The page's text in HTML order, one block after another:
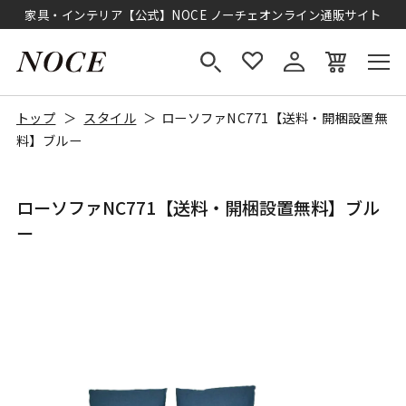
家具・インテリア【公式】NOCE ノーチェオンライン通販サイト
トップ スタイル
ローソファNC771【送料・開梱設置無
料】ブルー
ローソファNC771【送料・開梱設置無料】ブル
ー